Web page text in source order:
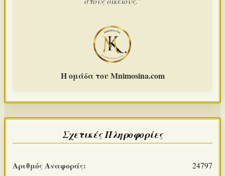
Η ομάδα του Mnimosina.com
Σχετικές Πληροφορίες
Αριθμός Αναφοράς: 24797